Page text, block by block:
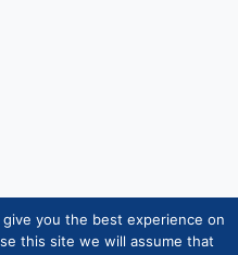
ry 2026 |
| Henkilötietojen
you the best experience on
this site we will assume that